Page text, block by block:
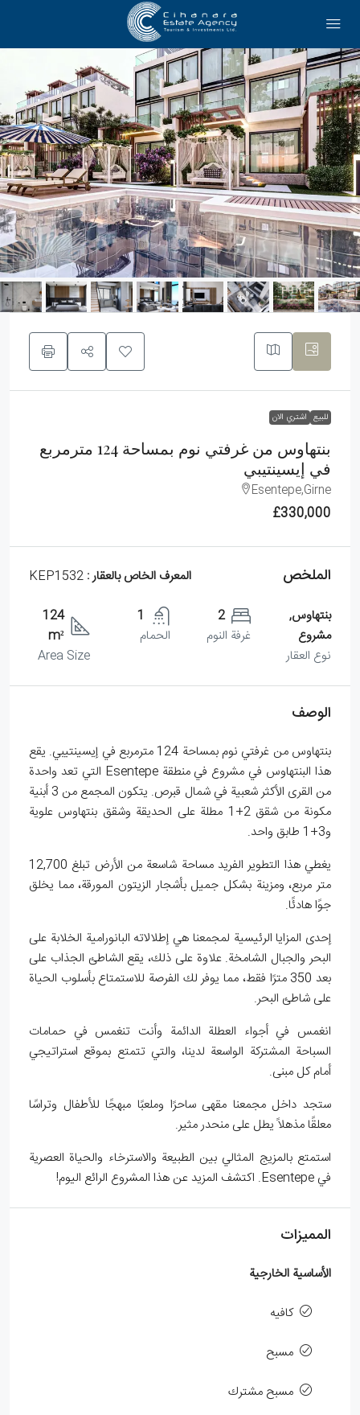
للبيع اشتري الان
بنتهاوس من غرفتي نوم بمساحة 124 مترمربع
في إيسينتيبي
Esentepe,Girne
£330,000
الملخص المعرف الخاص بالعقار :
بنتهاوس,
مشروع
نوع العقار
2
غرفة النوم
1
الحمام
124
m²
Area Size
الوصف
بنتهاوس من غرفتي نوم بمساحة 124 مترمربع في إيسينتيبي. يقع
هذا البنتهاوس في مشروع في منطقة Esentepe التي تعد واحدة
من القرى الأكثر شعبية في شمال قبرص. يتكون المجمع من 3 أبنية
مكونة من شقق 2+1 مطلة على الحديقة وشقق بنتهاوس علوية
و3+1 طابق واحد.
يغطي هذا التطوير الفريد مساحة شاسعة من الأرض تبلغ 12,700
متر مربع، ومزينة بشكل جميل بأشجار الزيتون المورقة، مما يخلق
جوًا هادئًا.
إحدى المزايا الرئيسية لمجمعنا هي إطلالاته البانورامية الخلابة على
البحر والجبال الشامخة. علاوة على ذلك، يقع الشاطئ الجذاب على
بعد 350 مترًا فقط، مما يوفر لك الفرصة للاستمتاع بأسلوب الحياة
على شاطئ البحر.
انغمس في أجواء العطلة الدائمة وأنت تنغمس في حمامات
السباحة المشتركة الواسعة لدينا، والتي تتمتع بموقع استراتيجي
أمام كل مبنى.
ستجد داخل مجمعنا مقهى ساحرًا وملعبًا مبهجًا للأطفال وتراسًا
معلقًا مذهلاً يطل على منحدر مثير.
استمتع بالمزيج المثالي بين الطبيعة والاسترخاء والحياة العصرية
في Esentepe. اكتشف المزيد عن هذا المشروع الرائع اليوم!
المميزات
الأساسية الخارجية
كافيه
مسبح
مسبح مشترك